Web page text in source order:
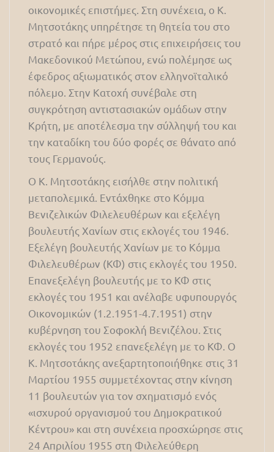
οικονομικές επιστήμες. Στη συνέχεια, ο Κ.
Μητσοτάκης υπηρέτησε τη θητεία του στο
στρατό και πήρε μέρος στις επιχειρήσεις του
Μακεδονικού Μετώπου, ενώ πολέμησε ως
έφεδρος αξιωματικός στον ελληνοϊταλικό
πόλεμο. Στην Κατοχή συνέβαλε στη
συγκρότηση αντιστασιακών ομάδων στην
Κρήτη, με αποτέλεσμα την σύλληψή του και
την καταδίκη του δύο φορές σε θάνατο από
τους Γερμανούς.
Ο Κ. Μητσοτάκης εισήλθε στην πολιτική
μεταπολεμικά. Εντάχθηκε στο Κόμμα
Βενιζελικών Φιλελευθέρων και εξελέγη
βουλευτής Χανίων στις εκλογές του 1946.
Εξελέγη βουλευτής Χανίων με το Κόμμα
Φιλελευθέρων (ΚΦ) στις εκλογές του 1950.
Επανεξελέγη βουλευτής με το ΚΦ στις
εκλογές του 1951 και ανέλαβε υφυπουργός
Οικονομικών (1.2.1951-4.7.1951) στην
κυβέρνηση του Σοφοκλή Βενιζέλου. Στις
εκλογές του 1952 επανεξελέγη με το ΚΦ. Ο
Κ. Μητσοτάκης ανεξαρτητοποιήθηκε στις 31
Μαρτίου 1955 συμμετέχοντας στην κίνηση
11 βουλευτών για τον σχηματισμό ενός
«ισχυρού οργανισμού του Δημοκρατικού
Κέντρου» και στη συνέχεια προσχώρησε στις
24 Απριλίου 1955 στη Φιλελεύθερη